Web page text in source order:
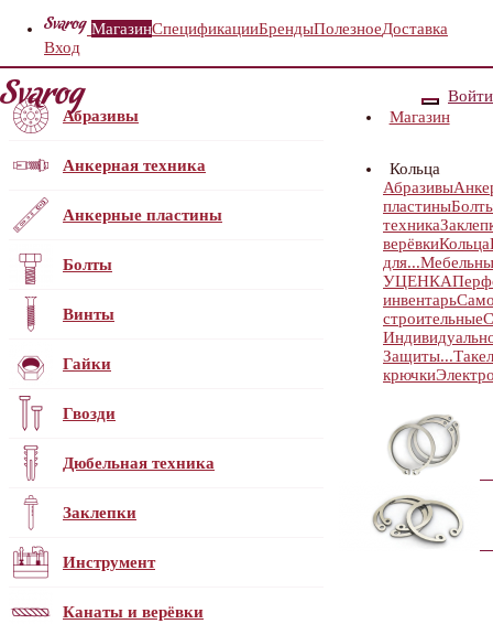
МагазинСпецификацииБрендыПолезноеДоставка
Вход
Войти
Абразивы
Анкерная техника
Анкерные пластины
Болты
Винты
Гайки
Гвозди
Дюбельная техника
Заклепки
Инструмент
Канаты и верёвки
Магазин
Кольца
Абразивы
пластины
техника
верёвкиКольца
для...
УЦЕНКА
инвентарь
строительные
Защиты...
крючки